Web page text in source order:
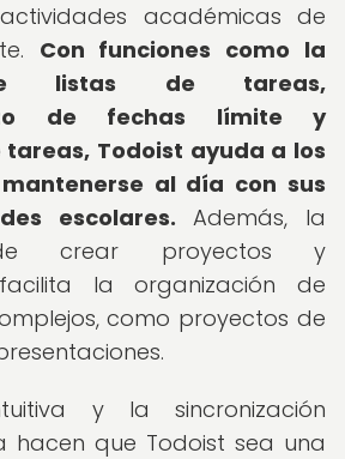
académicas de
Con funciones como la
listas de tareas,
de fechas límite y
Todoist ayuda a los
al día con sus
escolares. Además, la
crear proyectos y
la organización de
como proyectos de
y la sincronización
hacen que Todoist sea una